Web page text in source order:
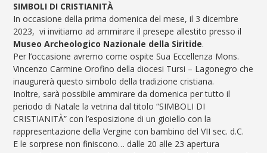
SIMBOLI DI CRISTIANITÀ
In occasione della prima domenica del mese, il 3 dicembre
2023, vi invitiamo ad ammirare il presepe allestito presso il
Museo Archeologico Nazionale della Siritide.
️Per l’occasione avremo come ospite Sua Eccellenza Mons.
Vincenzo Carmine Orofino della diocesi Tursi – Lagonegro che
inaugurerà questo simbolo della tradizione cristiana.
Inoltre, sarà possibile ammirare da domenica per tutto il
periodo di Natale la vetrina dal titolo “SIMBOLI DI
CRISTIANITÀ” con l’esposizione di un gioiello con la
rappresentazione della Vergine con bambino del VII sec. d.C.
E le sorprese non finiscono… dalle 20 alle 23 apertura